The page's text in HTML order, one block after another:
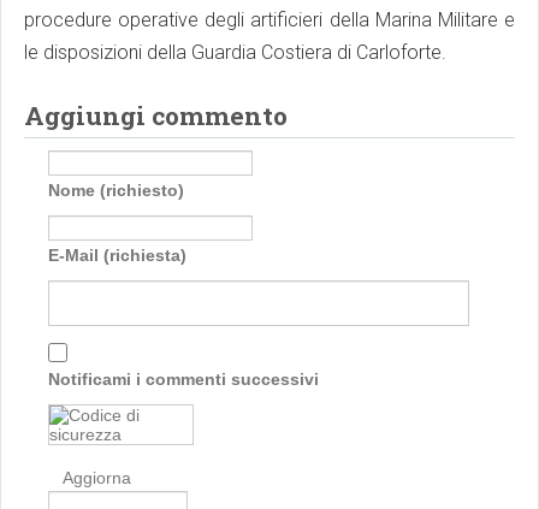
procedure operative degli artificieri della Marina Militare e
le disposizioni della Guardia Costiera di Carloforte.
Aggiungi commento
Nome (richiesto)
E-Mail (richiesta)
Notificami i commenti successivi
Aggiorna